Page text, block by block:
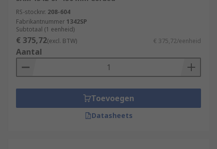
RS-stocknr. 208-604
Fabrikantnummer 1342SP
Subtotaal (1 eenheid)
€ 375,72(excl. BTW) € 375,72/eenheid
Aantal
Toevoegen
Datasheets